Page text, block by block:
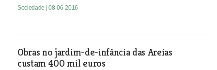
Sociedade | 08-06-2016
Obras no jardim-de-infância das Areias
custam 400 mil euros